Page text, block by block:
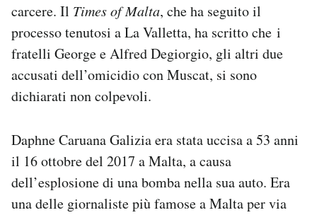
Area Personale
Newsletter
Notifiche mobile
Regala il Post
Hai bisogno di aiuto?
Esci
carcere. Il Times of Malta, che ha seguito il
processo tenutosi a La Valletta, ha scritto che i
fratelli George e Alfred Degiorgio, gli altri due
accusati dell’omicidio con Muscat, si sono
dichiarati non colpevoli.
Daphne Caruana Galizia era stata uccisa a 53 anni
il 16 ottobre del 2017 a Malta, a causa
dell’esplosione di una bomba nella sua auto. Era
una delle giornaliste più famose a Malta per via